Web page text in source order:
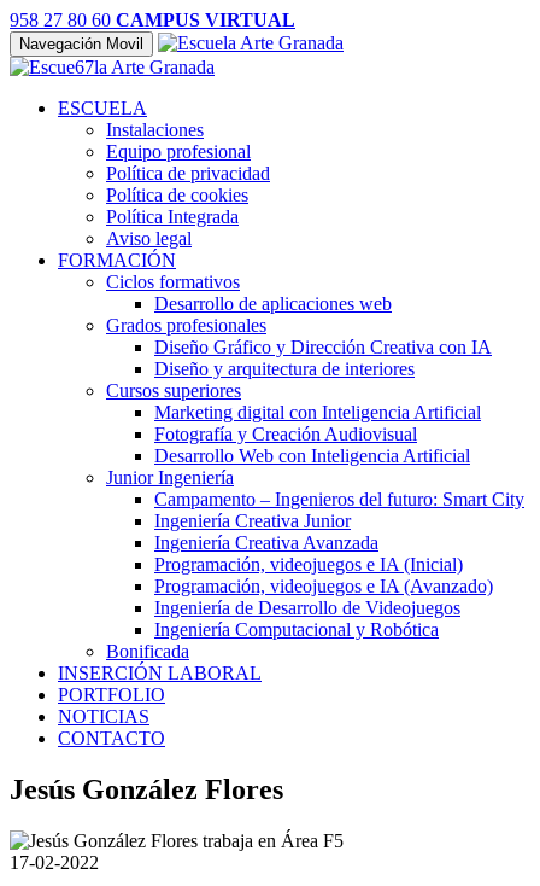
958 27 80 60 CAMPUS VIRTUAL
Navegación Movil
ESCUELA
Instalaciones
Equipo profesional
Política de privacidad
Política de cookies
Política Integrada
Aviso legal
FORMACIÓN
Ciclos formativos
Desarrollo de aplicaciones web
Grados profesionales
Diseño Gráfico y Dirección Creativa con IA
Diseño y arquitectura de interiores
Cursos superiores
Marketing digital con Inteligencia Artificial
Fotografía y Creación Audiovisual
Desarrollo Web con Inteligencia Artificial
Junior Ingeniería
Campamento – Ingenieros del futuro: Smart City
Ingeniería Creativa Junior
Ingeniería Creativa Avanzada
Programación, videojuegos e IA (Inicial)
Programación, videojuegos e IA (Avanzado)
Ingeniería de Desarrollo de Videojuegos
Ingeniería Computacional y Robótica
Bonificada
INSERCIÓN LABORAL
PORTFOLIO
NOTICIAS
CONTACTO
Jesús González Flores
17-02-2022